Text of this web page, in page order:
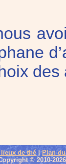
lieux de thé |Plan
© 2010-